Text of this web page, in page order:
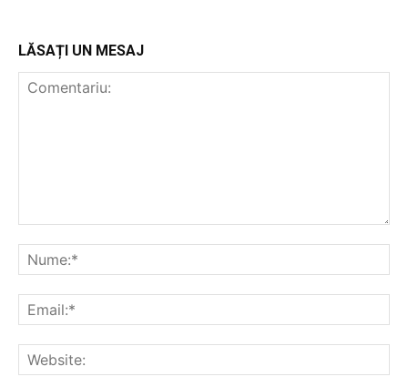
Utile
Publică gratuit anunțul tău!
LĂSAȚI UN MESAJ